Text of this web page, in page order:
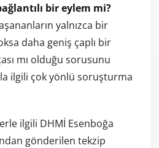
bireylem mi?
yalnızca bir
daha geniş çaplı bir
mı olduğu sorusunu
ilgili çokyönlü soruşturma
ilgili DHMİ Esenboğa
gönderilen tekzip